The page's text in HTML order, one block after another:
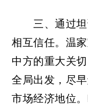
三、通过坦
相互信任。温
中方的重大关
全局出发，尽
市场经济地位